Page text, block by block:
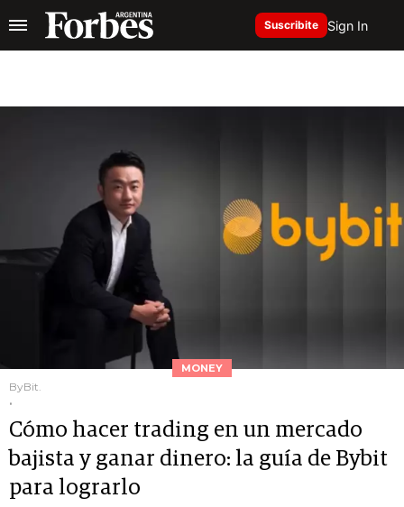
Suscribite Sign In
MONEY
ByBit.
.
Cómo hacer trading en un mercado
bajista y ganar dinero: la guía de Bybit
para lograrlo